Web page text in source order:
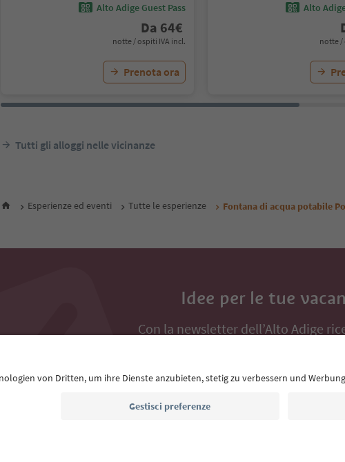
Alto Adige Guest Pass
Da 64€
notte / ospiti IVA incl.
Prenota ora
Alto
notte /
Tutti gli alloggi nelle vicinanze
Esperienze ed eventi Tutte le esperienze Fontana di acqua potabile
Idee per le tue
Con la newsletter dell’Alto Adige